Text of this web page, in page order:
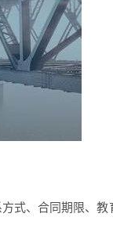
式、合同期限、